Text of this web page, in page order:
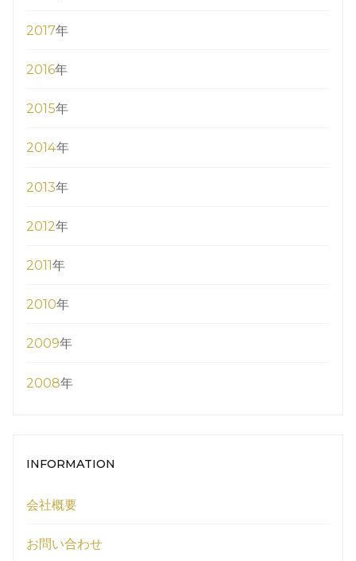
2017年
2016年
2015年
2014年
2013年
2012年
2011年
2010年
2009年
2008年
INFORMATION
会社概要
お問い合わせ